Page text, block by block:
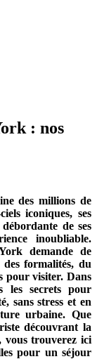
: nos
des millions de
iconiques, ses
de ses
inoubliable.
demande de
des formalités, du
pour visiter. Dans
les secrets pour
sans stress et en
urbaine. Que
découvrant la
vous trouverez ici
pour un séjour